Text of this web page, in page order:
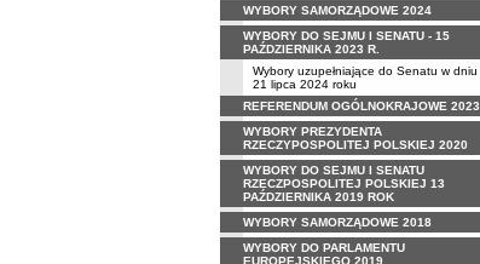
WYBORY SAMORZĄDOWE 2024
WYBORY DO SEJMU I SENATU - 15
PAŹDZIERNIKA 2023 R.
Wybory uzupełniające do Senatu w dniu
21 lipca 2024 roku
REFERENDUM OGÓLNOKRAJOWE 2023
WYBORY PREZYDENTA
RZECZYPOSPOLITEJ POLSKIEJ 2020
WYBORY DO SEJMU I SENATU
RZECZPOSPOLITEJ POLSKIEJ 13
PAŹDZIERNIKA 2019 ROK
WYBORY SAMORZĄDOWE 2018
WYBORY DO PARLAMENTU
EUROPEJSKIEGO 2019